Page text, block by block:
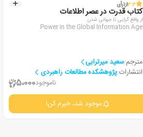
3.3از1رأی
کتاب قدرت در عصر اطلاعات
از واقع گرایی تا جهانی شدن
Power in the Global Information Age
مترجم:سعید میرترابی
انتشارات:پژوهشکده مطالعات راهبردی
ناموجود5،000
موجود شد، خبرم کن!